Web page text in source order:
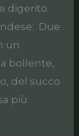
digerito
Due
un
bollente,
del succo
più